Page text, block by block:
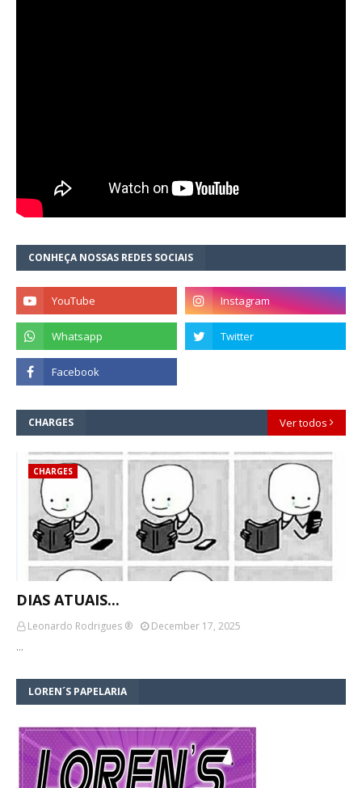
CONHEÇA NOSSAS REDES SOCIAIS
CHARGES Ver todos
CHARGES
DIAS ATUAIS...
Leonardo Rodrigues ®
December 17, 2025
…
LOREN´S PAPELARIA